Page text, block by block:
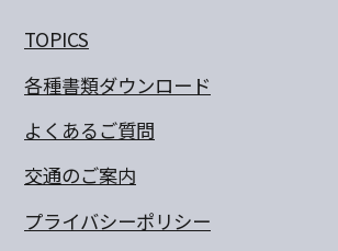
TOPICS
各種書類ダウンロード
よくあるご質問
交通のご案内
プライバシーポリシー